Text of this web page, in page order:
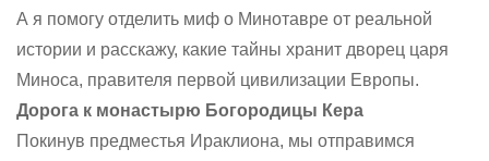
А я помогу отделить миф о Минотавре от реальной
истории и расскажу, какие тайны хранит дворец царя
Миноса, правителя первой цивилизации Европы.
Дорога к монастырю Богородицы Кера
Покинув предместья Ираклиона, мы отправимся